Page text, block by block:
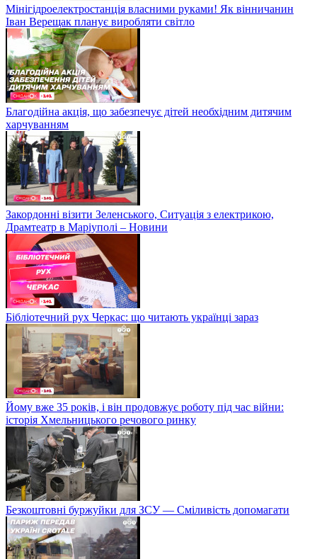
Мінігідроелектростанція власними руками! Як вінничанин
Іван Верещак планує виробляти світло
Благодійна акція, що забезпечує дітей необхідним дитячим
харчуванням
Закордонні візити Зеленського, Ситуація з електрикою,
Драмтеатр в Маріуполі – Новини
Бібліотечний рух Черкас: що читають українці зараз
Йому вже 35 років, і він продовжує роботу під час війни:
історія Хмельницького речового ринку
Безкоштовні буржуйки для ЗСУ — Сміливість допомагати